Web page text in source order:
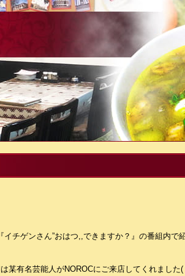
チゲンさん”おはつ,,できますか？』の番組内で
某有名芸能人がNOROCにご来店してくれました(